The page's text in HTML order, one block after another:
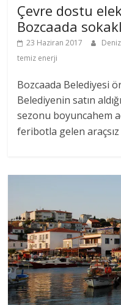
Çevre dostu
Bozcaada
23 Haziran 2017
temiz enerji
Bozcaada Belediyesi
Belediyenin satın
sezonu boyuncahem
feribotla gelen